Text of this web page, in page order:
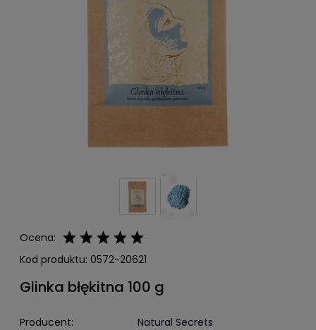
Ocena:
Kod produktu: 0572-20621
Glinka błękitna 100 g
Producent:
Natural Secrets